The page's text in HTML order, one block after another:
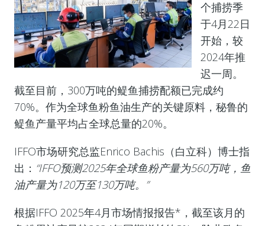
个捕捞季
于4月22日
开始，较
2024年推
迟一周。
截至目前，300万吨的鳀鱼捕捞配额已完成约
70%。作为全球鱼粉鱼油生产的关键原料，秘鲁的
鳀鱼产量平均占全球总量的20%。
IFFO市场研究总监Enrico Bachis（白立科）博士指
出： “IFFO预测2025年全球鱼粉产量为560万吨，鱼
油产量为120万至130万吨。”
根据IFFO 2025年4月市场情报报告*，截至该月的